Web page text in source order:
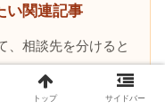
い関連記事
、相談先を分けると
トップ サイドバー